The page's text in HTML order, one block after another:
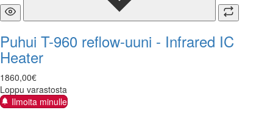
Puhui T-960 reflow-uuni - Infrared IC
Heater
1860,00€
Loppu varastosta
Ilmoita minulle